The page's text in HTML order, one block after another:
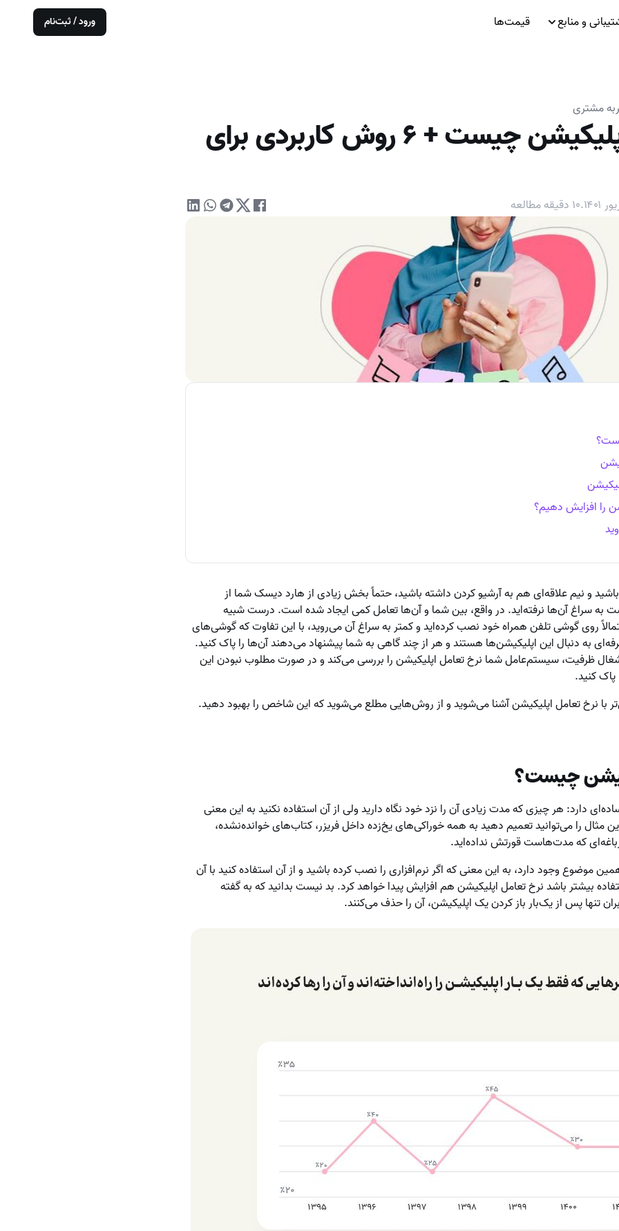
و منابع قیمت‌ها ورود / ثبت‌نام
مشتری
نرخ تعامل اپلیکیشن چیست + ۶ روش کاربردی برای
.۱۰ دقیقه مطالعه
را افزایش دهیم؟
و نیم علاقه‌ای هم به آرشیو کردن داشته باشید، حتماً بخش زیادی از هارد دیسک شما از
به سراغ آن‌ها نرفته‌اید. در واقع،‌ بین شما و آن‌ها تعامل کمی ایجاد شده است. درست شبیه
روی گوشی تلفن همراه خود نصب کرده‌اید و کمتر به سراغ آن می‌روید، با این تفاوت که گوشی‌های
به دنبال این اپلیکیشن‌ها هستند و هر از چند گاهی به شما پیشنهاد می‌دهند آن‌ها را پاک کنید.
ظرفیت، سیستم‌عامل شما نرخ تعامل اپلیکیشن را بررسی می‌کند و در صورت مطلوب نبودن این
کنید.
با نرخ تعامل اپلیکیشن آشنا می‌شوید و از روش‌هایی مطلع می‌شوید که این شاخص را بهبود دهید.
چیست؟
دارد: هر چیزی که مدت زیادی آن را نزد خود نگاه دارید ولی از آن استفاده نکنید به این معنی
مثال را می‌توانید تعمیم دهید به همه خوراکی‌های یخ‌زده داخل فریزر، کتاب‌های خوانده‌نشده،
که مدت‌هاست قورتش نداده‌اید.
موضوع وجود دارد، به این معنی که اگر نرم‌افزاری را نصب کرده باشید و از آن استفاده کنید با آن
بیشتر باشد نرخ تعامل اپلیکیشن هم افزایش پیدا خواهد کرد. بد نیست بدانید که به گفته